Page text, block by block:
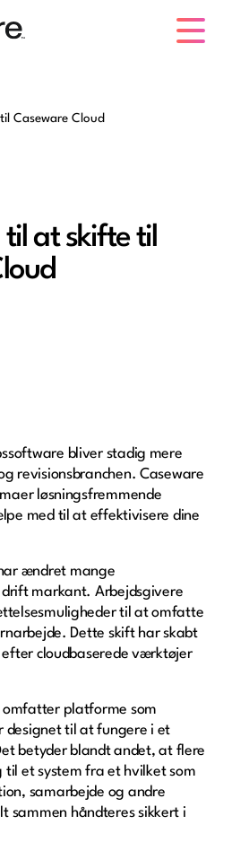
til at skifte til
bliver stadig mere
revisionsbranchen. Caseware
løsningsfremmende
med til at effektivisere dine
ændret mange
markant. Arbejdsgivere
til at omfatte
Dette skift har skabt
cloudbaserede værktøjer
platforme som
designet til at fungere i et
betyder blandt andet, at flere
til et system fra et hvilket som
samarbejde og andre
sammen håndteres sikkert i